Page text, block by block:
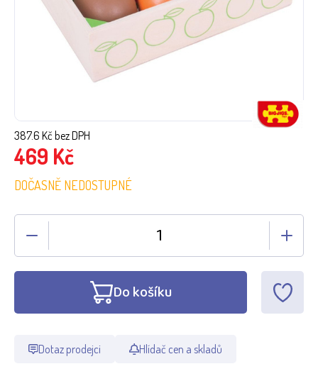
387.6 Kč bez DPH
469 Kč
DOČASNĚ NEDOSTUPNÉ
Do košíku
Dotaz prodejci Hlídač cen a skladů